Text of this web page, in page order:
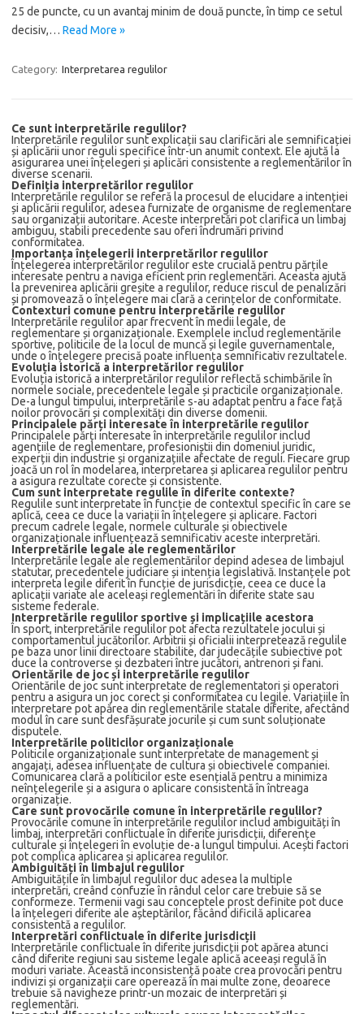
25 de puncte, cu un avantaj minim de două puncte, în timp ce setul
decisiv,… Read More »
Category: Interpretarea regulilor
Ce sunt interpretările regulilor?
Interpretările regulilor sunt explicații sau clarificări ale semnificației
și aplicării unor reguli specifice într-un anumit context. Ele ajută la
asigurarea unei înțelegeri și aplicări consistente a reglementărilor în
diverse scenarii.
Definiția interpretărilor regulilor
Interpretările regulilor se referă la procesul de elucidare a intenției
și aplicării regulilor, adesea furnizate de organisme de reglementare
sau organizații autoritare. Aceste interpretări pot clarifica un limbaj
ambiguu, stabili precedente sau oferi îndrumări privind
conformitatea.
Importanța înțelegerii interpretărilor regulilor
Înțelegerea interpretărilor regulilor este crucială pentru părțile
interesate pentru a naviga eficient prin reglementări. Aceasta ajută
la prevenirea aplicării greșite a regulilor, reduce riscul de penalizări
și promovează o înțelegere mai clară a cerințelor de conformitate.
Contexturi comune pentru interpretările regulilor
Interpretările regulilor apar frecvent în medii legale, de
reglementare și organizaționale. Exemplele includ reglementările
sportive, politicile de la locul de muncă și legile guvernamentale,
unde o înțelegere precisă poate influența semnificativ rezultatele.
Evoluția istorică a interpretărilor regulilor
Evoluția istorică a interpretărilor regulilor reflectă schimbările în
normele sociale, precedentele legale și practicile organizaționale.
De-a lungul timpului, interpretările s-au adaptat pentru a face față
noilor provocări și complexități din diverse domenii.
Principalele părți interesate în interpretările regulilor
Principalele părți interesate în interpretările regulilor includ
agențiile de reglementare, profesioniștii din domeniul juridic,
experții din industrie și organizațiile afectate de reguli. Fiecare grup
joacă un rol în modelarea, interpretarea și aplicarea regulilor pentru
a asigura rezultate corecte și consistente.
Cum sunt interpretate regulile în diferite contexte?
Regulile sunt interpretate în funcție de contextul specific în care se
aplică, ceea ce duce la variații în înțelegere și aplicare. Factori
precum cadrele legale, normele culturale și obiectivele
organizaționale influențează semnificativ aceste interpretări.
Interpretările legale ale reglementărilor
Interpretările legale ale reglementărilor depind adesea de limbajul
statutar, precedentele judiciare și intenția legislativă. Instanțele pot
interpreta legile diferit în funcție de jurisdicție, ceea ce duce la
aplicații variate ale aceleași reglementări în diferite state sau
sisteme federale.
Interpretările regulilor sportive și implicațiile acestora
În sport, interpretările regulilor pot afecta rezultatele jocului și
comportamentul jucătorilor. Arbitrii și oficialii interpretează regulile
pe baza unor linii directoare stabilite, dar judecățile subiective pot
duce la controverse și dezbateri între jucători, antrenori și fani.
Orientările de joc și interpretările regulilor
Orientările de joc sunt interpretate de reglementatori și operatori
pentru a asigura un joc corect și conformitatea cu legile. Variațiile în
interpretare pot apărea din reglementările statale diferite, afectând
modul în care sunt desfășurate jocurile și cum sunt soluționate
disputele.
Interpretările politicilor organizaționale
Politicile organizaționale sunt interpretate de management și
angajați, adesea influențate de cultura și obiectivele companiei.
Comunicarea clară a politicilor este esențială pentru a minimiza
neînțelegerile și a asigura o aplicare consistentă în întreaga
organizație.
Care sunt provocările comune în interpretările regulilor?
Provocările comune în interpretările regulilor includ ambiguități în
limbaj, interpretări conflictuale în diferite jurisdicții, diferențe
culturale și înțelegeri în evoluție de-a lungul timpului. Acești factori
pot complica aplicarea și aplicarea regulilor.
Ambiguități în limbajul regulilor
Ambiguitățile în limbajul regulilor duc adesea la multiple
interpretări, creând confuzie în rândul celor care trebuie să se
conformeze. Termenii vagi sau conceptele prost definite pot duce
la înțelegeri diferite ale așteptărilor, făcând dificilă aplicarea
consistentă a regulilor.
Interpretări conflictuale în diferite jurisdicții
Interpretările conflictuale în diferite jurisdicții pot apărea atunci
când diferite regiuni sau sisteme legale aplică aceeași regulă în
moduri variate. Această inconsistență poate crea provocări pentru
indivizi și organizații care operează în mai multe zone, deoarece
trebuie să navigheze printr-un mozaic de interpretări și
reglementări.